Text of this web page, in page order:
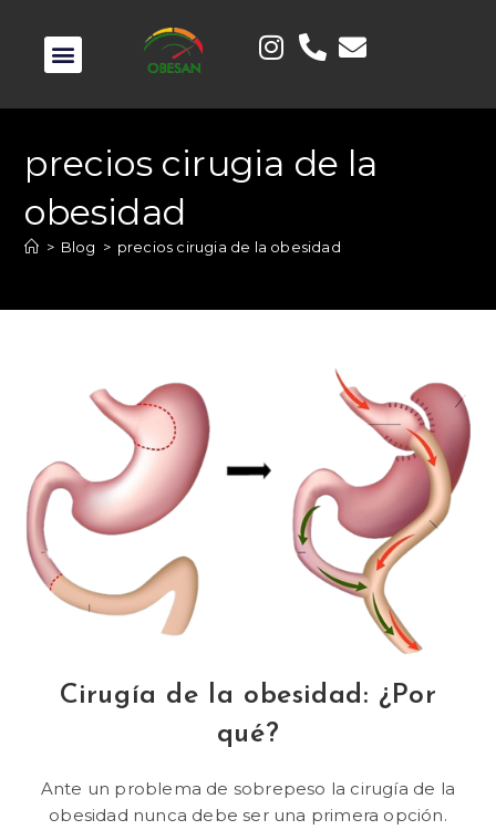
precios cirugia de la
obesidad
> Blog > precios cirugia de la obesidad
Cirugía de la obesidad: ¿Por
qué?
Ante un problema de sobrepeso la cirugía de la
obesidad nunca debe ser una primera opción.